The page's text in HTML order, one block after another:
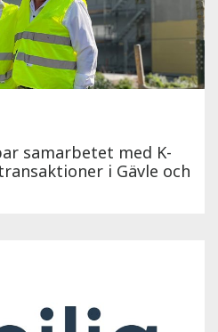
samarbetet med K-
i Gävle och